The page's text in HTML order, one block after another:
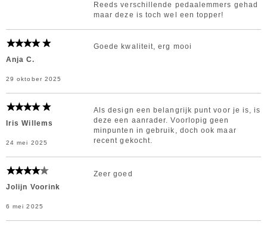
Reeds verschillende pedaalemmers gehad
maar deze is toch wel een topper!
Anja C.
29 oktober 2025
Goede kwaliteit, erg mooi
Iris Willems
24 mei 2025
Als design een belangrijk punt voor je is, is
deze een aanrader. Voorlopig geen
minpunten in gebruik, doch ook maar
recent gekocht.
Jolijn Voorink
6 mei 2025
Zeer goed